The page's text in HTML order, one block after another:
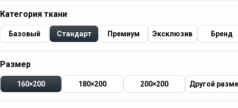
Категория ткани
Базовый Стандарт Премиум Эксклюзив Бренд
Размер
160×200 180×200 200×200 Другой